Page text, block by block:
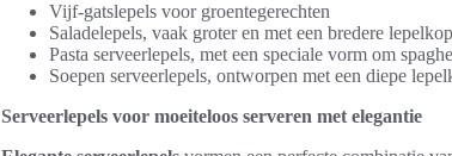
Vijf-gatslepels voor groentegerechten
Saladelepels, vaak groter en met een bredere lepelkop
Pasta serveerlepels, met een speciale vorm om
Soepen serveerlepels, ontworpen met een diepe
Serveerlepels voor moeiteloos serveren met elegantie